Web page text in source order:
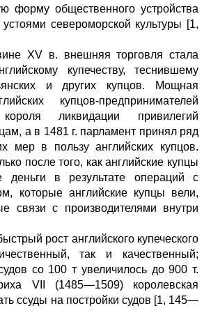
форму общественного устройства
устоями североморской культуры [1,
XV в. внешняя торговля стала
купечеству, теснившему
и других купцов. Мощная
купцов-предпринимателей
ликвидации привилегий
а в 1481 г. парламент принял ряд
мер в пользу английских купцов.
после того, как английские купцы
деньги в результате операций с
которые английские купцы вели,
связи с производителями внутри
рост английского купеческого
так и качественный;
со 100 т увеличилось до 900 т.
VII (1485—1509) королевская
ссуды на постройки судов [1, 145—